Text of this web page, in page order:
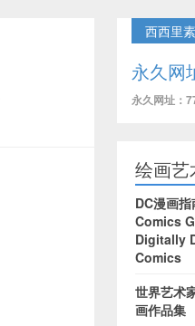
西西里
永久网
永久网址：
绘画艺
DC漫画
Comics
Digitally
Comics
世界艺术
画作品集